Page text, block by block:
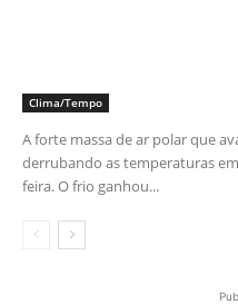
Clima/Tempo
A forte massa de ar polar que
derrubando as temperaturas
feira. O frio ganhou...